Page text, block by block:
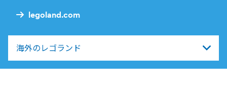
legoland.com
海外のレゴランド